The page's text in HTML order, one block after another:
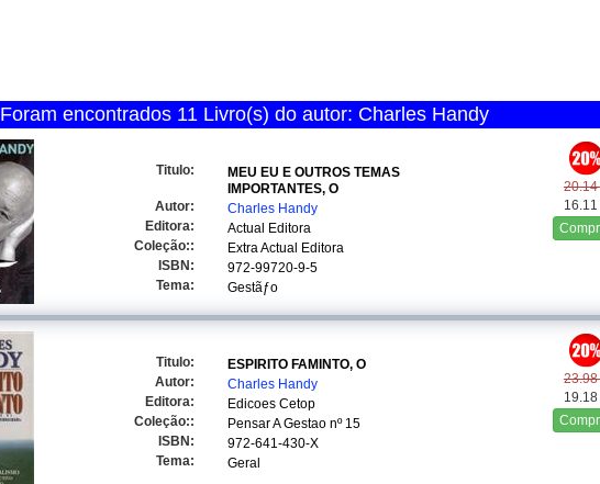
Foram encontrados 11 Livro(s) do autor: Charles Handy
20.14
Titulo:
MEU EU E OUTROS TEMAS
IMPORTANTES, O
Autor:
Charles Handy
Editora:
Actual Editora
Coleção::
Extra Actual Editora
ISBN:
972-99720-9-5
Tema:
Gestãƒo
23.98
Titulo:
ESPIRITO FAMINTO, O
Autor:
Charles Handy
Editora:
Edicoes Cetop
Coleção::
Pensar A Gestao nº 15
ISBN:
972-641-430-X
Tema:
Geral